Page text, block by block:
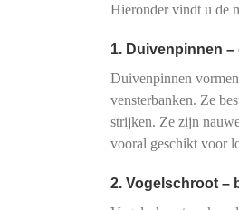
Hieronder vindt u de
1. Duivenpinnen
Duivenpinnen
vensterbanken. Ze
strijken. Ze zijn
vooral geschikt voor
2. Vogelschroot –